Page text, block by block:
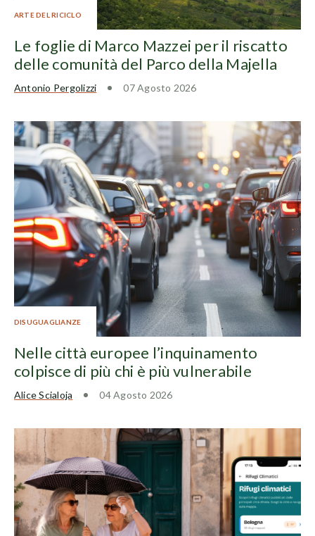
ARTE DEL RICICLO
Le foglie di Marco Mazzei per il riscatto
delle comunità del Parco della Majella
Antonio Pergolizzi 07 Agosto 2026
DISUGUAGLIANZE
Nelle città europee l’inquinamento
colpisce di più chi è più vulnerabile
Alice Scialoja 04 Agosto 2026